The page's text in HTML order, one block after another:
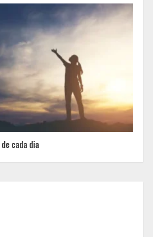
cada dia
Equipe conquista 22 medalhas e
garante 12 vagas para etapas
nacionais em segunda etapa do
JEMG, em Pará de Minas
Grandes marcas, preços baixos e
uma causa que transforma vidas